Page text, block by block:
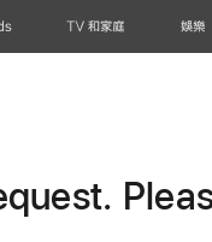
TV 和家庭 娛樂